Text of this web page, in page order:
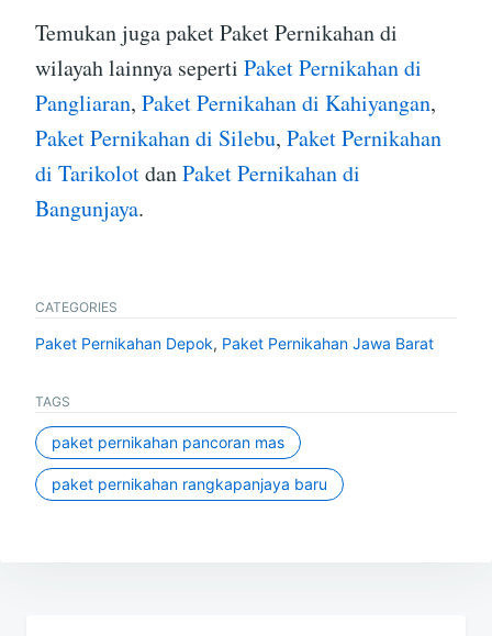
Temukan juga paket Paket Pernikahan di
wilayah lainnya seperti Paket Pernikahan di
Pangliaran, Paket Pernikahan di Kahiyangan,
Paket Pernikahan di Silebu, Paket Pernikahan
di TarikolotdanPaket Pernikahan di
Bangunjaya.
CATEGORIES
Paket Pernikahan Depok, Paket Pernikahan Jawa Barat
TAGS
paket pernikahan pancoran mas
paket pernikahan rangkapanjaya baru